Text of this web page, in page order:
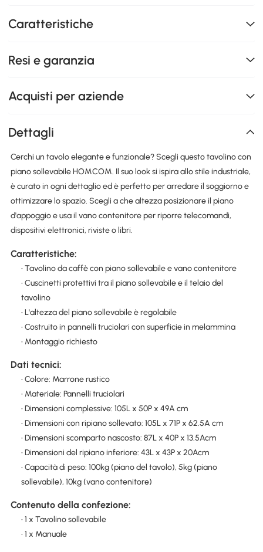
Caratteristiche
Resi e garanzia
Acquisti per aziende
Dettagli
Cerchi un tavolo elegante e funzionale? Scegli questo tavolino con
piano sollevabile HOMCOM. Il suo look si ispira allo stile industriale,
è curato in ogni dettaglio ed è perfetto per arredare il soggiorno e
ottimizzare lo spazio. Scegli a che altezza posizionare il piano
d'appoggio e usa il vano contenitore per riporre telecomandi,
dispositivi elettronici, riviste o libri.
Caratteristiche:
• Tavolino da caffè con piano sollevabile e vano contenitore
• Cuscinetti protettivi tra il piano sollevabile e il telaio del
tavolino
• L'altezza del piano sollevabile è regolabile
• Costruito in pannelli truciolari con superficie in melammina
• Montaggio richiesto
Dati tecnici:
• Colore: Marrone rustico
• Materiale: Pannelli truciolari
• Dimensioni complessive: 105L x 50P x 49A cm
• Dimensioni con ripiano sollevato: 105L x 71P x 62.5A cm
• Dimensioni scomparto nascosto: 87L x 40P x 13.5Acm
• Dimensioni del ripiano inferiore: 43L x 43P x 20Acm
• Capacità di peso: 100kg (piano del tavolo), 5kg (piano
sollevabile), 10kg (vano contenitore)
Contenuto della confezione:
• 1 x Tavolino sollevabile
• 1 x Manuale